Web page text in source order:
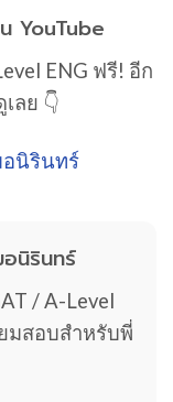
YouTube
ENG ฟรี! อีก
ลย 👇
อนิรินทร์
นิรินทร์
/ A-Level
มสอบสำหรับพี่